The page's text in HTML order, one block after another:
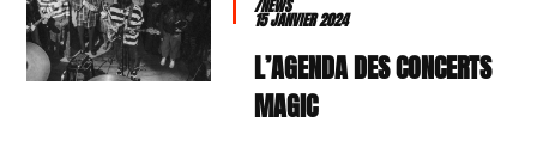
/NEWS
15 JANVIER 2024
L’AGENDA DES CONCERTS
MAGIC